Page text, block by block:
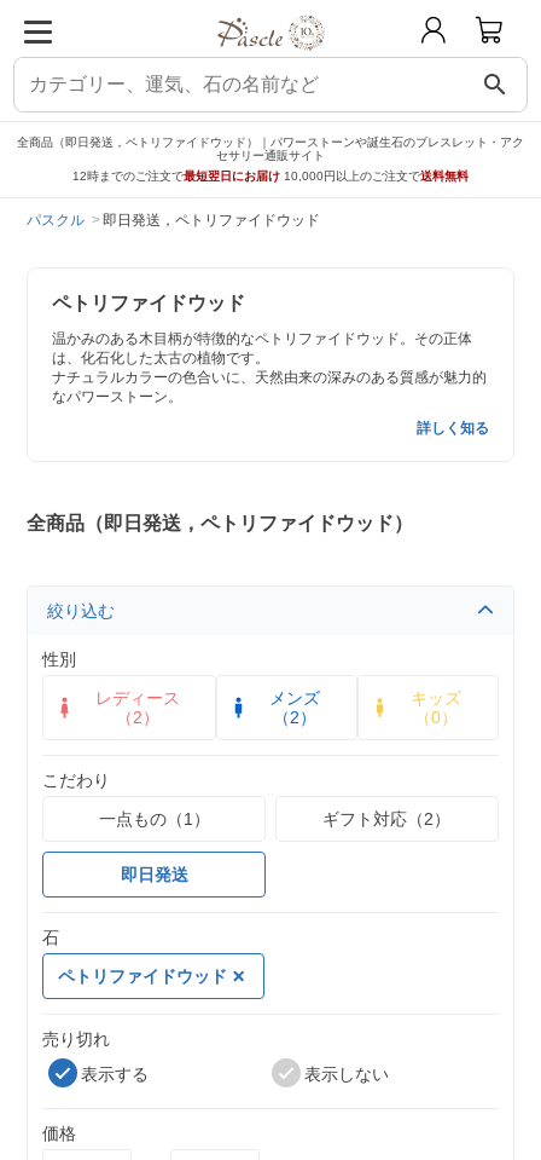
search
全商品（即日発送，ペトリファイドウッド）｜パワーストーンや誕生石のブレスレット・アク
セサリー通販サイト
12時までのご注文で最短翌日にお届け 10,000円以上のご注文で送料無料
パスクル 即日発送，ペトリファイドウッド
ペトリファイドウッド
温かみのある木目柄が特徴的なペトリファイドウッド。その正体
は、化石化した太古の植物です。
ナチュラルカラーの色合いに、天然由来の深みのある質感が魅力的
なパワーストーン。
詳しく知る
全商品（即日発送，ペトリファイドウッド）
絞り込む
性別
レディース
（2）
メンズ
（2）
キッズ
（0）
こだわり
一点もの（1）
ギフト対応（2）
即日発送
石
ペトリファイドウッド
売り切れ
表示する
表示しない
価格